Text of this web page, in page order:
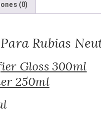
(0)
Rubias
Gloss 300ml
250ml